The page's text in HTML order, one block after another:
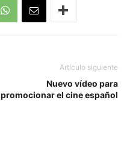
Artículo siguiente
Nuevo vídeo para
promocionar el cine español